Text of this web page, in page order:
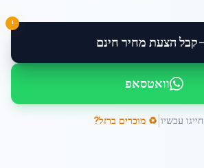
קבל הצעת מחיר חינם
!
וואטסאפ
חייגו עכשיו ♻️ מוכרים ברזל?